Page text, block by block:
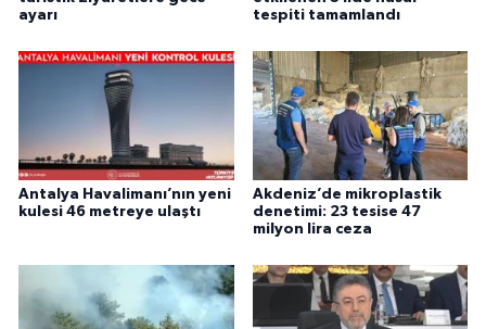
ayarı
tespiti tamamlandı
Antalya Havalimanı’nın yeni
kulesi 46 metreye ulaştı
Akdeniz’de mikroplastik
denetimi: 23 tesise 47
milyon lira ceza